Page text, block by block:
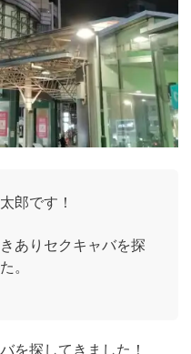
郎です！
ありセクキャバを探
。
を探してきました！